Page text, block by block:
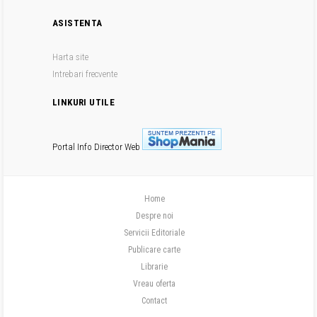
ASISTENTA
Harta site
Intrebari frecvente
LINKURI UTILE
Portal Info Director Web
Home
Despre noi
Servicii Editoriale
Publicare carte
Librarie
Vreau oferta
Contact